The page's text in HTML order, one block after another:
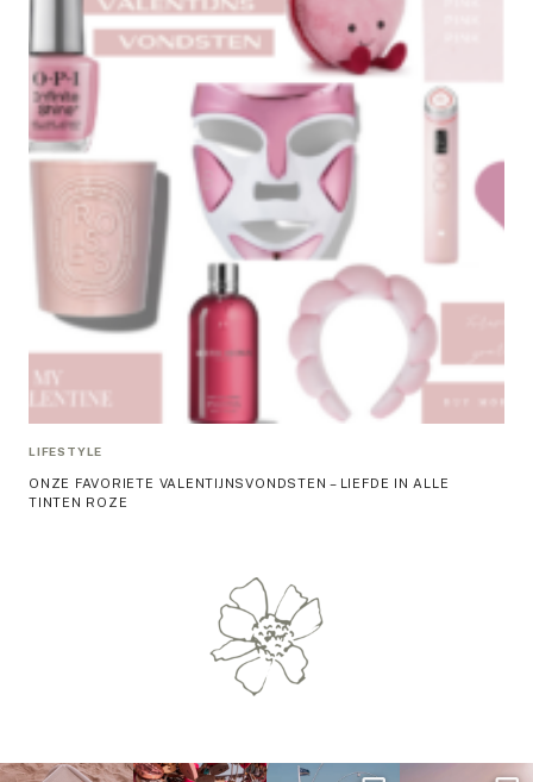
LIFESTYLE
ONZE FAVORIETE VALENTIJNSVONDSTEN – LIEFDE IN ALLE
TINTEN ROZE